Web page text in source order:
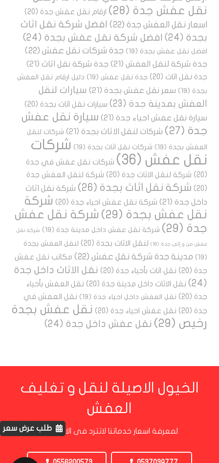
نقل عفش جدة (28) ارقام نقل عفش جدة (20)
اسعار نقل العفش جدة (22)
افضل شركة نقل اثاث
بجدة (24) افضل شركة نقل عفش بجدة (24)
افضل نقل عفش بجدة (19) جدة شركات نقل عفش (22)
جدة شركة لنقل العفش (21) جدة شركة نقل اثاث (21)
جدة نقل اثاث (20) جدة نقل عفش (19)
دليل ارقام نقل العفش
بجدة (19) سعر نقل عفش بجدة (21)
سيارات لنقل
العفش بمدينة جدة (23) سيارات نقل اثاث بجدة (20)
سيارة نقل عفش احياء جدة (21)
سيارة نقل عفش
جدة (27) شركات لنقل الاثاث بجدة (21) شركات لنقل
العفش بجدة (19) شركات نقل اثاث بجدة (19)
شركات
نقل عفش (36)
شركات نقل عفش في جدة
(20)
شركة لنقل الاثاث جدة (20)
شركة لنقل العفش جدة
(20)
شركة نقل اثاث بجدة (26)
شركة نقل اثاث
داخل جدة (21) شركة نقل عفش احياء جدة (20)
شركة
نقل عفش بجدة (29)
شركة نقل عفش
جدة (29) شركة نقل عفش داخل مدينة جدة (19) شركة نقل
عفش من و إلى جدة (16) لنقل الاثاث بجدة (20)
لنقل العفش بجدة
(19)
مدينة جدة شركة نقل عفش (22)
مكاتب نقل عفش
جدة (20) نقل اثاث بأحياء جدة (20)
نقل الاثاث داخل جدة
(24)
نقل الاثاث داخل مدينة جدة (20)
نقل العفش بأحياء
جدة (20) نقل العفش داخل احياء جدة (19)
نقل العفش في
جدة (20) نقل عفش احياء جدة (20)
نقل عفش بجدة
رخيص (29) نقل عفش داخل جدة (24)
الخيول الاصيلة لنقل و تغليف
العفش
لمعرفة اسعار خدماتنا لاتترد فى الاتصال بناطلب عرض سعر